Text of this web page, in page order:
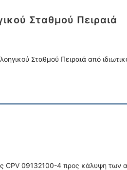
Σταθμού Πειραιά
Σταθμού Πειραιά από
CPV 09132100-4 προς κάλυψη